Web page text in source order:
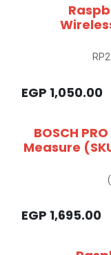
1,050.00
BOSCH
Measure
1,695.00